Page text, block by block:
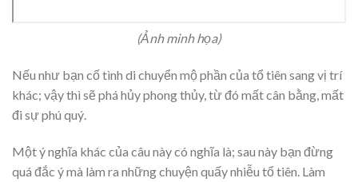
(Ảnh minh họa)
Nếu như bạn cố tình di chuyển mộ phần của tổ tiên sang vị trí
khác; vậy thì sẽ phá hủy phong thủy, từ đó mất cân bằng, mất
đi sự phú quý.
Một ý nghĩa khác của câu này có nghĩa là; sau này bạn đừng
quá đắc ý mà làm ra những chuyện quấy nhiễu tổ tiên. Làm